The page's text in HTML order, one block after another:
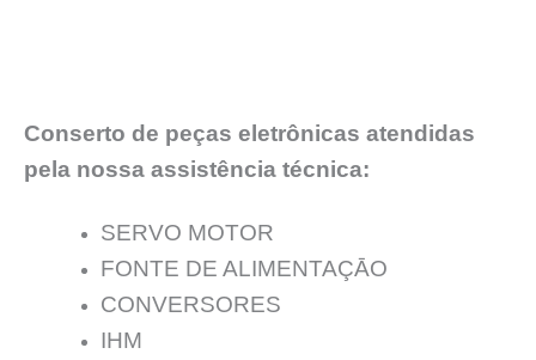
Conserto de peças eletrônicas atendidas
pela nossa assistência técnica:
SERVO MOTOR
FONTE DE ALIMENTAÇĀO
CONVERSORES
IHM